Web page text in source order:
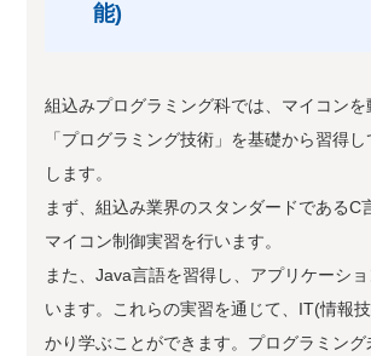
能)
組込みプログラミング科では、マイコン
「プログラミング技術」を基礎から習得
します。
まず、組込み業界のスタンダードであるC
マイコン制御実習を行います。
また、Java言語を習得し、アプリケーシ
います。これらの実習を通じて、IT(情報
かり学ぶことができます。プログラミン